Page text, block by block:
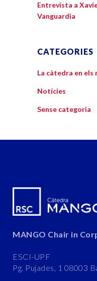
Entrevista a
Vanguardia
CATEGORIES
La càtedra en els
Notícies
Sense categoria
MANGO Chair in
ESCI-UPF
Pg. Pujades, 1 08003